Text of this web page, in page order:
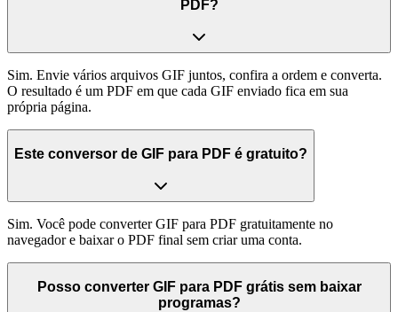
PDF?
Sim. Envie vários arquivos GIF juntos, confira a ordem e converta.
O resultado é um PDF em que cada GIF enviado fica em sua
própria página.
Este conversor de GIF para PDF é gratuito?
Sim. Você pode converter GIF para PDF gratuitamente no
navegador e baixar o PDF final sem criar uma conta.
Posso converter GIF para PDF grátis sem baixar
programas?